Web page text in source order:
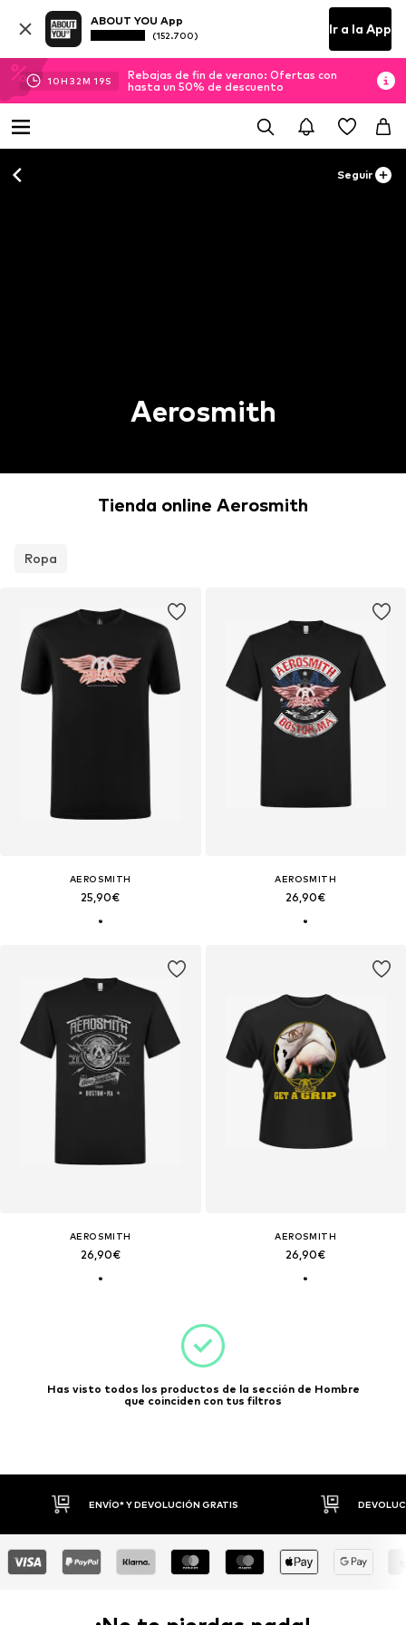
ABOUT YOU App
(152.700) Ir a la App
10H 32M 19S
Rebajas de fin de verano: Ofertas con
hasta un 50% de descuento
Seguir
Aerosmith
Tienda online Aerosmith
Ropa
AEROSMITH
25,90€
AEROSMITH
26,90€
AEROSMITH
26,90€
AEROSMITH
26,90€
Has visto todos los productos de la sección de Hombre
que coinciden con tus filtros
ENVÍO* Y DEVOLUCIÓN GRATIS